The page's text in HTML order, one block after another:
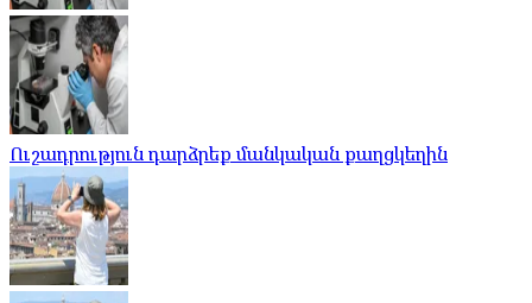
Ուշադրություն դարձրեք մանկական քաղցկեղին